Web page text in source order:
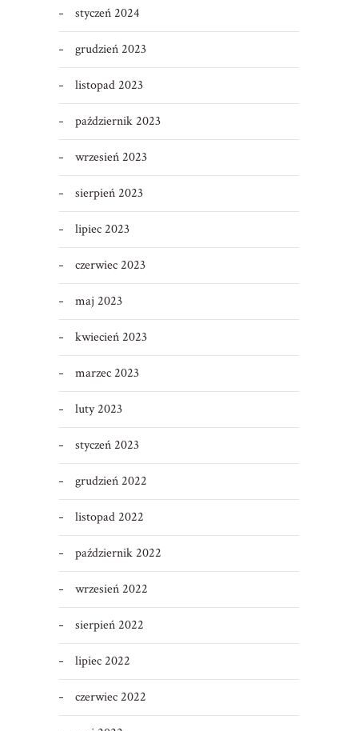
styczeń 2024
grudzień 2023
listopad 2023
październik 2023
wrzesień 2023
sierpień 2023
lipiec 2023
czerwiec 2023
maj 2023
kwiecień 2023
marzec 2023
luty 2023
styczeń 2023
grudzień 2022
listopad 2022
październik 2022
wrzesień 2022
sierpień 2022
lipiec 2022
czerwiec 2022